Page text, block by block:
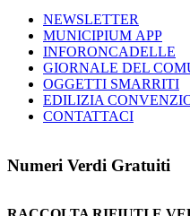
NEWSLETTER
MUNICIPIUM APP
INFORONCADELLE
GIORNALE DEL
OGGETTI SMARRITI
EDILIZIA
CONTATTACI
Numeri Verdi Gratuiti